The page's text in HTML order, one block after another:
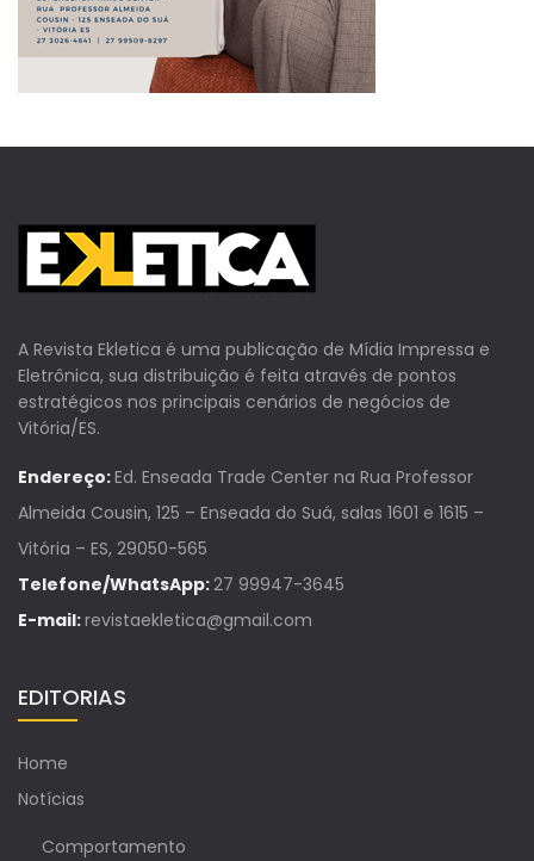
A Revista Ekletica é uma publicação de Mídia Impressa e
Eletrônica, sua distribuição é feita através de pontos
estratégicos nos principais cenários de negócios de
Vitória/ES.
Endereço:Ed. Enseada Trade Center na Rua Professor
Almeida Cousin, 125 – Enseada do Suá, salas 1601 e 1615 –
Vitória – ES, 29050-565
Telefone/WhatsApp:27 99947-3645
E-mail:revistaekletica@gmail.com
EDITORIAS
Home
Notícias
Comportamento